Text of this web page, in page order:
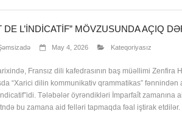
DE L’INDICATIF” MÖVZUSUNDA AÇIQ
May 4, 2026 Kateqoriyasız
Fransız dili kafedrasının baş müəllimi Zenfira
“Xarici dilin kommunikativ qrammatikas” fənnindən
Tələbələr öyrəndikləri İmparfaît zamanına
bu zamana aid felləri tapmaqda fəal iştirak